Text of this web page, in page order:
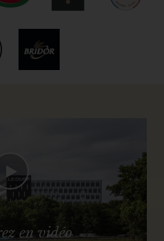
en vidéo